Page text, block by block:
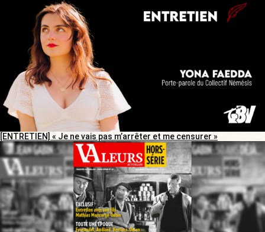
[ENTRETIEN] « Je ne vais pas m’arrêter et me censurer »